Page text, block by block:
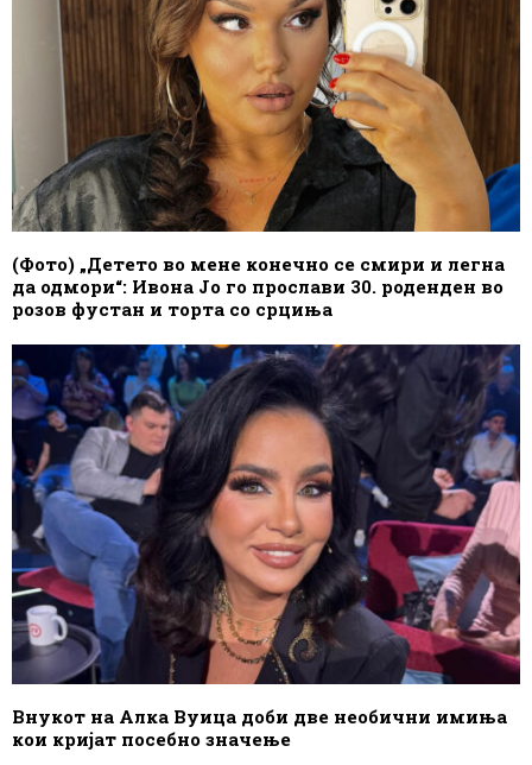
(Фото) „Детето во мене конечно се смири и легна
да одмори“: Ивона Јо го прослави 30. роденден во
розов фустан и торта со срциња
Внукот на Алка Вуица доби две необични имиња
кои кријат посебно значење